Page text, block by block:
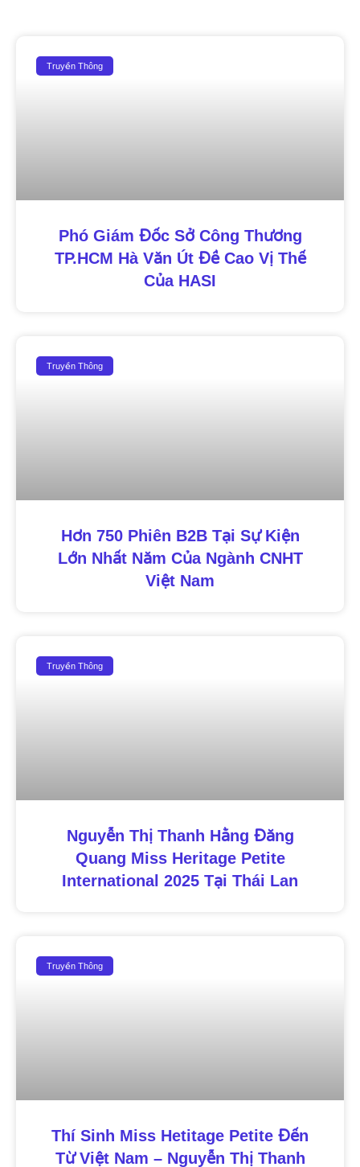
Truyền Thông
Phó Giám Đốc Sở Công Thương
TP.HCM Hà Văn Út Đề Cao Vị Thế
Của HASI
Truyền Thông
Hơn 750 Phiên B2B Tại Sự Kiện
Lớn Nhất Năm Của Ngành CNHT
Việt Nam
Truyền Thông
Nguyễn Thị Thanh Hằng Đăng
Quang Miss Heritage Petite
International 2025 Tại Thái Lan
Truyền Thông
Thí Sinh Miss Hetitage Petite Đến
Từ Việt Nam – Nguyễn Thị Thanh